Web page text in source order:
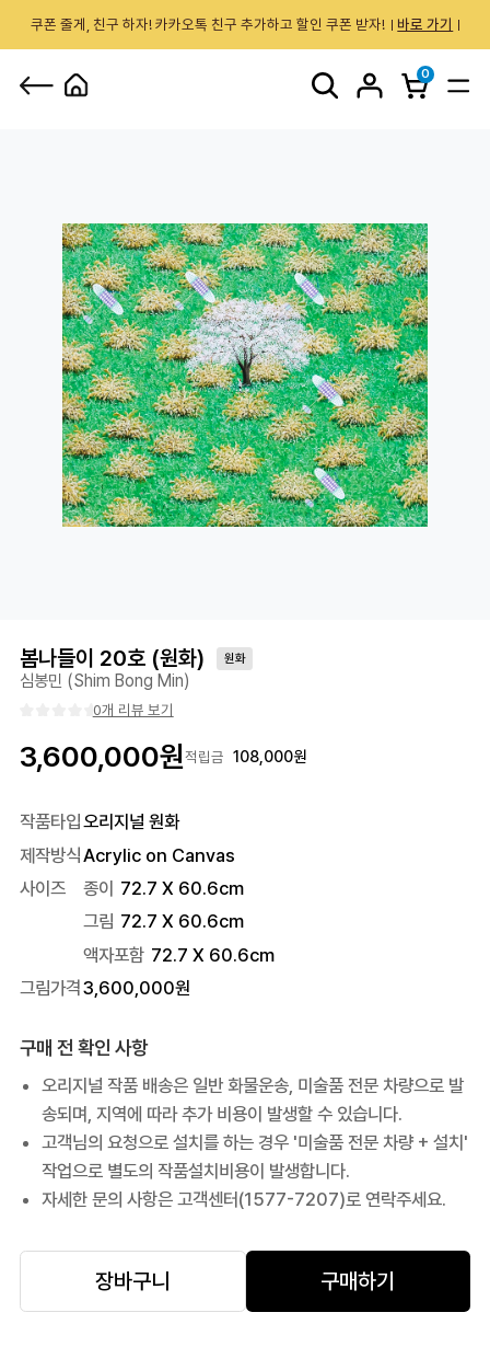
쿠폰 줄게, 친구 하자! 카카오톡 친구 추가하고 할인 쿠폰 받자! 바로 가기
0
봄나들이 20호 (원화) 원화
심봉민 (Shim Bong Min)
0개 리뷰 보기
3,600,000원적립금 108,000원
작품타입오리지널 원화
제작방식Acrylic on Canvas
사이즈
종이 72.7 X 60.6cm
그림 72.7 X 60.6cm
액자포함 72.7 X 60.6cm
그림가격3,600,000원
구매 전 확인 사항
오리지널 작품 배송은 일반 화물운송, 미술품 전문 차량으로 발
송되며, 지역에 따라 추가 비용이 발생할 수 있습니다.
고객님의 요청으로 설치를 하는 경우 '미술품 전문 차량 + 설치'
작업으로 별도의 작품설치비용이 발생합니다.
자세한 문의 사항은 고객센터(1577-7207)로 연락주세요.
장바구니 구매하기